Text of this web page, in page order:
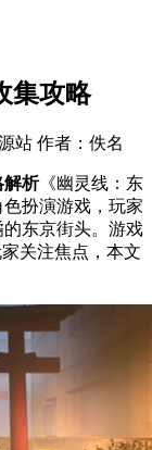
集攻略
站 作者：佚名
解析《幽灵线：东
扮演游戏，玩家
东京街头。游戏
关注焦点，本文